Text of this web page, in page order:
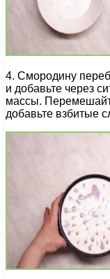
4. Смородину
и добавьте через
массы.
добавьте взбитые